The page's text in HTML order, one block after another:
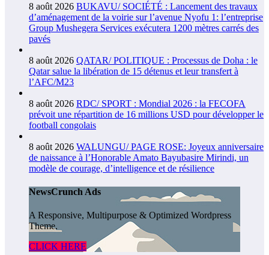
8 août 2026 BUKAVU/ SOCIÉTÉ : Lancement des travaux
d’aménagement de la voirie sur l’avenue Nyofu 1: l’entreprise
Group Mushegera Services exécutera 1200 mètres carrés des
pavés
8 août 2026 QATAR/ POLITIQUE : Processus de Doha : le
Qatar salue la libération de 15 détenus et leur transfert à
l’AFC/M23
8 août 2026 RDC/ SPORT : Mondial 2026 : la FECOFA
prévoit une répartition de 16 millions USD pour développer le
football congolais
8 août 2026 WALUNGU/ PAGE ROSE: Joyeux anniversaire
de naissance à l’Honorable Amato Bayubasire Mirindi, un
modèle de courage, d’intelligence et de résilience
NewsCrunch Ads
A Responsive, Multipurpose & Optimized Wordpress
Theme.
CLICK HERE